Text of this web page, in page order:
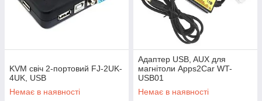
KVM свіч 2-портовий FJ-2UK-
4UK, USB
Немає в наявності
Адаптер USB, AUX для
магнітоли Apps2Car WT-
USB01
Немає в наявності